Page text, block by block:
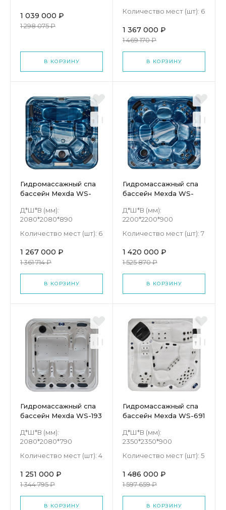
1 039 000 ₽
1 298 075 ₽
В КОРЗИНУ
Количество мест (шт): 6
1 367 000 ₽
1 469 170 ₽
В КОРЗИНУ
Гидромассажный спа
бассейн Mexda WS-
Д*Ш*В (мм):
2080*2080*890
Количество мест (шт): 6
1 267 000 ₽
1 361 714 ₽
В КОРЗИНУ
Гидромассажный спа
бассейн Mexda WS-
Д*Ш*В (мм):
2200*2200*900
Количество мест (шт): 7
1 420 000 ₽
1 525 870 ₽
В КОРЗИНУ
Гидромассажный спа
бассейн Mexda WS-193
Д*Ш*В (мм):
2080*2080*790
Количество мест (шт): 4
1 251 000 ₽
1 344 795 ₽
В КОРЗИНУ
Гидромассажный спа
бассейн Mexda WS-691
Д*Ш*В (мм):
2350*2350*900
Количество мест (шт): 5
1 486 000 ₽
1 597 659 ₽
В КОРЗИНУ